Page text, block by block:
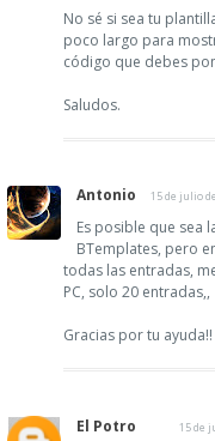
No sé si sea tu
poco largo para
código que debes
Saludos.
Antonio 15 de julio
Es posible que sea
BTemplates, pero
todas las entradas,
PC, solo 20 entradas,,
Gracias por tu ayuda!!
El Potro 15 de